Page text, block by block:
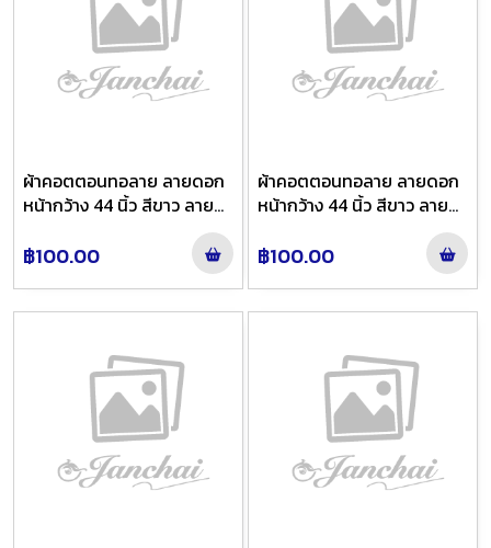
ผ้าคอตตอนทอลาย ลายดอก
หน้ากว้าง 44 นิ้ว สีขาว ลาย
฿100.00
ผ้าคอตตอนทอลาย ลายดอก
หน้ากว้าง 44 นิ้ว สีขาว ลาย
฿100.00